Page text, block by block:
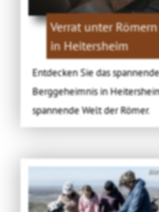
Verrat unter Römern
in Heitersheim
Entdecken Sie das
Berggeheimnis in
spannende Welt der Römer.